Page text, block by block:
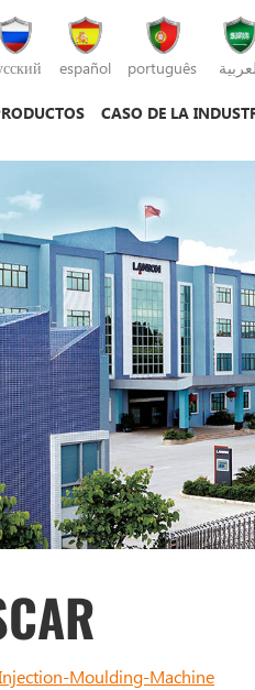
español português
CASO DE LA
Moulding-Machine